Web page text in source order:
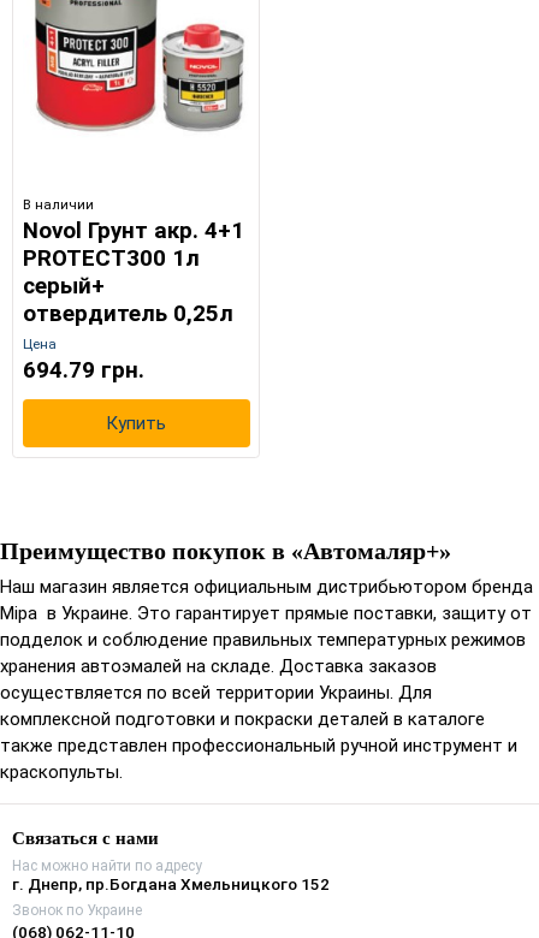
В наличии
Novol Грунт акр. 4+1
PROTECT300 1л
серый+
отвердитель 0,25л
Цена
694.79 грн.
Купить
Преимущество покупок в «Автомаляр+»
Наш магазин является официальным дистрибьютором бренда
Mipa в Украине. Это гарантирует прямые поставки, защиту от
подделок и соблюдение правильных температурных режимов
хранения автоэмалей на складе. Доставка заказов
осуществляется по всей территории Украины. Для
комплексной подготовки и покраски деталей в каталоге
также представлен профессиональный ручной инструмент и
краскопульты.
Связаться с нами
Нас можно найти по адресу
г. Днепр, пр.Богдана Хмельницкого 152
Звонок по Украине
(068) 062-11-10